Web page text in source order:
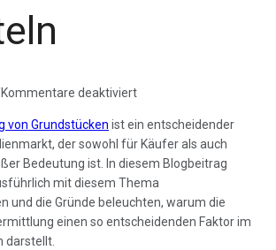
Kommentare deaktiviertfür
Informationen
um
Ihren
Grundstückswert
zu
ermitteln
von Grundstücken ist ein entscheidender
der sowohl für Käufer als auch
Bedeutung ist. In diesem Blogbeitrag
mit diesem Thema
und die Gründe beleuchten, warum die
einen so entscheidenden Faktor im
darstellt.